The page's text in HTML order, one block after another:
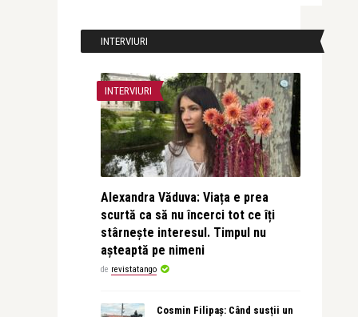
INTERVIURI
INTERVIURI
Alexandra Văduva: Viața e prea
scurtă ca să nu încerci tot ce îți
stârnește interesul. Timpul nu
așteaptă pe nimeni
de revistatango
Cosmin Filipaș: Când susții un